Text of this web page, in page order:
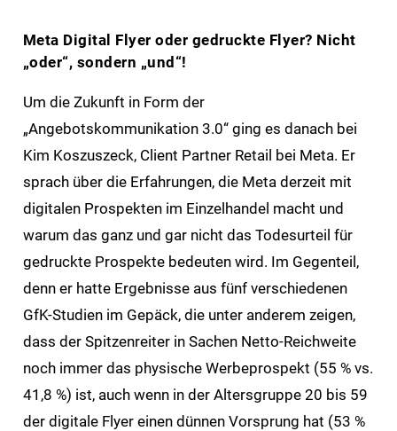
Meta Digital Flyer oder gedruckte Flyer? Nicht
„oder“, sondern „und“!
Um die Zukunft in Form der
„Angebotskommunikation 3.0“ ging es danach bei
Kim Koszuszeck, Client Partner Retail bei Meta. Er
sprach über die Erfahrungen, die Meta derzeit mit
digitalen Prospekten im Einzelhandel macht und
warum das ganz und gar nicht das Todesurteil für
gedruckte Prospekte bedeuten wird. Im Gegenteil,
denn er hatte Ergebnisse aus fünf verschiedenen
GfK-Studien im Gepäck, die unter anderem zeigen,
dass der Spitzenreiter in Sachen Netto-Reichweite
noch immer das physische Werbeprospekt (55 % vs.
41,8 %) ist, auch wenn in der Altersgruppe 20 bis 59
der digitale Flyer einen dünnen Vorsprung hat (53 %